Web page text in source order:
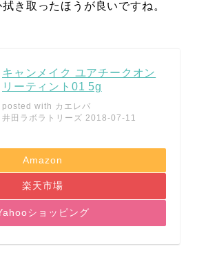
き取ったほうが良いですね。
キャンメイク ユアチークオン
リーティント01 5g
posted with カエレバ
井田ラボラトリーズ 2018-07-11
Amazon
楽天市場
ショッピング